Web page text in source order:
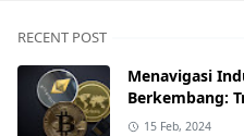
RECENT POST
Menavigasi
Berkembang:
15 Feb, 2024